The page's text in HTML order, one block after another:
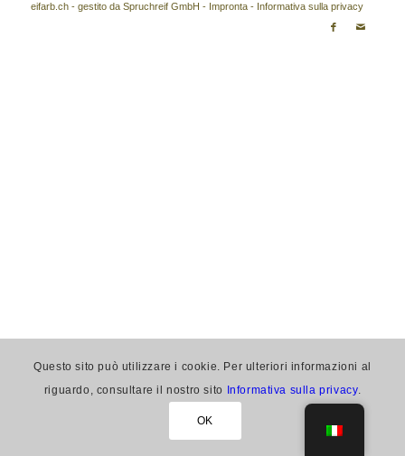
eifarb.ch - gestito da Spruchreif GmbH - Impronta- Informativa sulla privacy
Questo sito può utilizzare i cookie. Per ulteriori informazioni al
riguardo, consultare il nostro sito Informativa sulla privacy.
OK